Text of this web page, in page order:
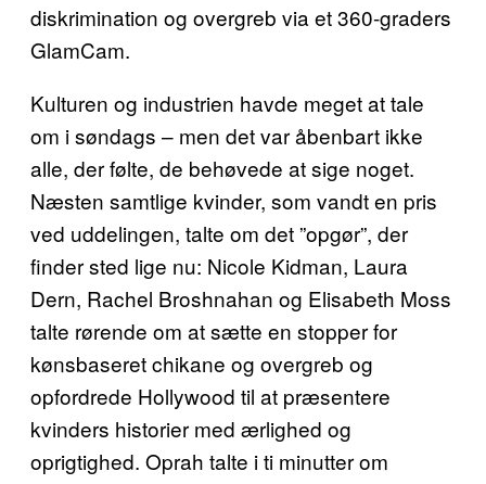
diskrimination og overgreb via et 360-graders
GlamCam.
Kulturen og industrien havde meget at tale
om i søndags – men det var åbenbart ikke
alle, der følte, de behøvede at sige noget.
Næsten samtlige kvinder, som vandt en pris
ved uddelingen, talte om det ”opgør”, der
finder sted lige nu: Nicole Kidman, Laura
Dern, Rachel Broshnahan og Elisabeth Moss
talte rørende om at sætte en stopper for
kønsbaseret chikane og overgreb og
opfordrede Hollywood til at præsentere
kvinders historier med ærlighed og
oprigtighed. Oprah talte i ti minutter om